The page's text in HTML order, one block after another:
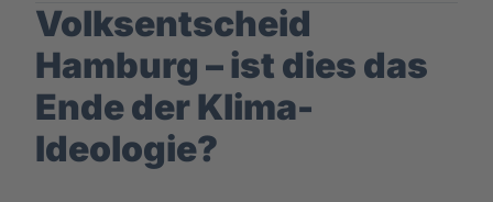
Volksentscheid
Hamburg – ist dies das
Ende der Klima-
Ideologie?